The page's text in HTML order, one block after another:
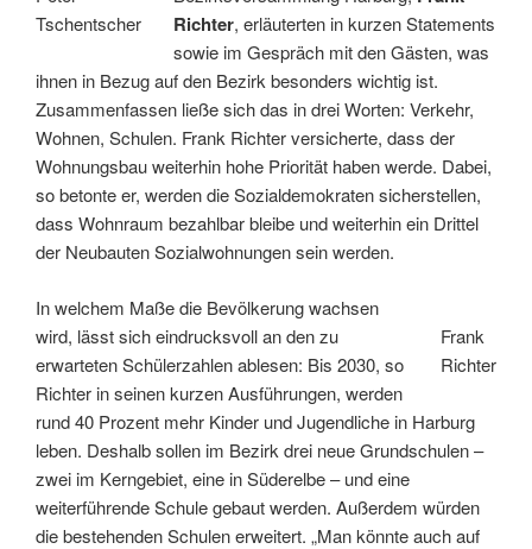
Tschentscher
Richter, erläuterten in kurzen Statements
sowie im Gespräch mit den Gästen, was
ihnen in Bezug auf den Bezirk besonders wichtig ist.
Zusammenfassen ließe sich das in drei Worten: Verkehr,
Wohnen, Schulen. Frank Richter versicherte, dass der
Wohnungsbau weiterhin hohe Priorität haben werde. Dabei,
so betonte er, werden die Sozialdemokraten sicherstellen,
dass Wohnraum bezahlbar bleibe und weiterhin ein Drittel
der Neubauten Sozialwohnungen sein werden.
Frank
Richter
In welchem Maße die Bevölkerung wachsen
wird, lässt sich eindrucksvoll an den zu
erwarteten Schülerzahlen ablesen: Bis 2030, so
Richter in seinen kurzen Ausführungen, werden
rund 40 Prozent mehr Kinder und Jugendliche in Harburg
leben. Deshalb sollen im Bezirk drei neue Grundschulen –
zwei im Kerngebiet, eine in Süderelbe – und eine
weiterführende Schule gebaut werden. Außerdem würden
die bestehenden Schulen erweitert. „Man könnte auch auf